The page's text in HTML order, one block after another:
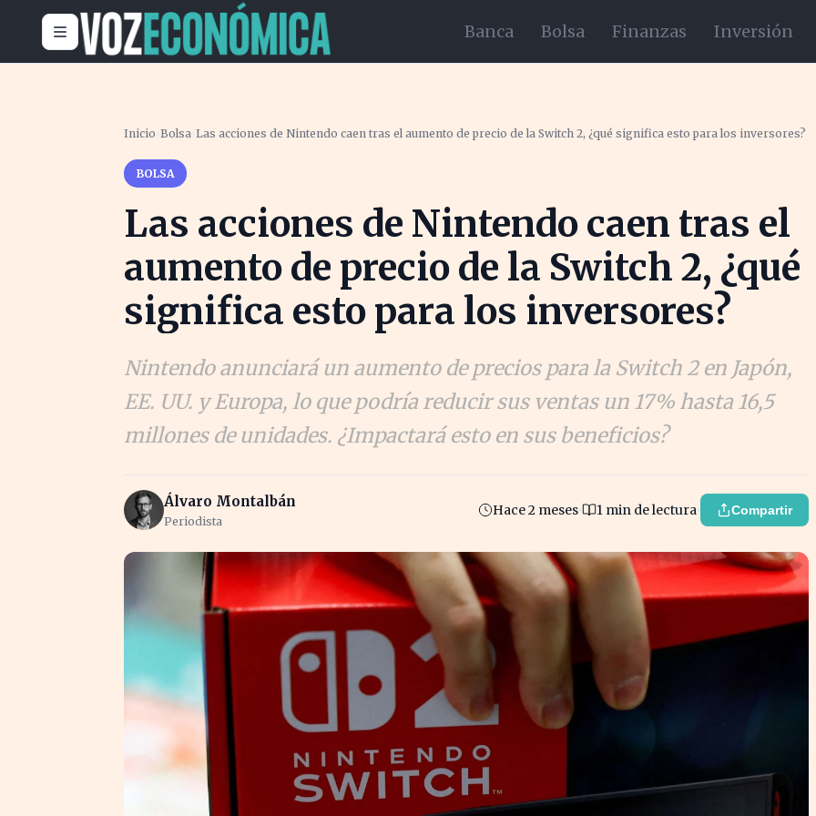
Banca Bolsa Finanzas Inversión
Inicio ›Bolsa›Las acciones de Nintendo caen tras el aumento de precio de la Switch 2, ¿qué significa esto para los inversores?
BOLSA
Las acciones de Nintendo caen tras el
aumento de precio de la Switch 2, ¿qué
significa esto para los inversores?
Nintendo anunciará un aumento de precios para la Switch 2 en Japón,
EE. UU. y Europa, lo que podría reducir sus ventas un 17% hasta 16,5
millones de unidades. ¿Impactará esto en sus beneficios?
Álvaro Montalbán
Periodista
Hace 2 meses 1 min de lectura Compartir